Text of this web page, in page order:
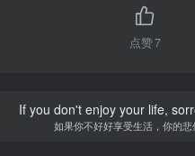
点赞7
If you don't enjoy your life,
如果你不好好享受生活，你的